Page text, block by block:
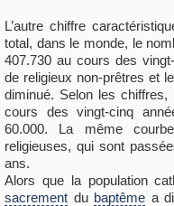
L’autre chiffre
total, dans le monde, le
407.730 au cours des
de religieux non-prêtres et
diminué. Selon les
cours des vingt-cinq
60.000. La même
religieuses, qui sont
ans.
Alors que la population
sacrement du baptême a